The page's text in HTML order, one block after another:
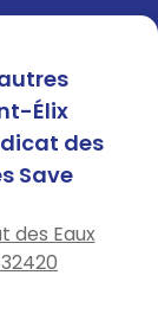
Élix
des
Save
des Eaux